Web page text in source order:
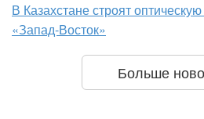
В Казахстане строят
«Запад-Восток»
Больше